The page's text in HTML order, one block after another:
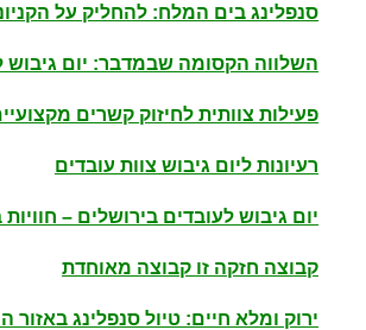
סנפלינג בים המלח: להחליק על
השלווה הקסומה שבמדבר: יום גיבוש
פעילות צוותית לחיזוק קשרים
רעיונות ליום גיבוש צוות עובדים
יום גיבוש לעובדים בירושלים –
קבוצה חזקה זו קבוצה מאוחדת
ירוק ומלא חיים: טיול סנפלינג באזור